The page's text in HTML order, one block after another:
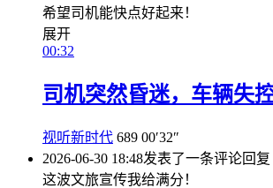
希望司机能快点好起来！
展开
00:32
司机突然昏迷，车辆失
视听新时代 689 00′32″
2026-06-30 18:48发表了一条评论回复
这波文旅宣传我给满分！